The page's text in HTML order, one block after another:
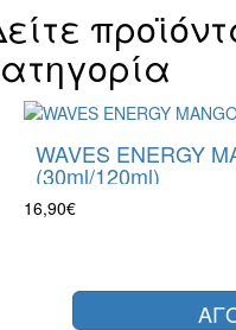
WAVES ENERGY
(30ml/120ml)
16,90€